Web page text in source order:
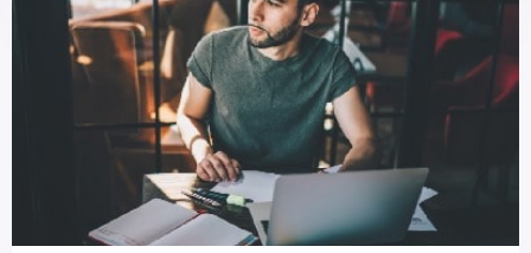
rasanteEntwicklung digitaler Technologien vor
dem Aussterben oder erleben tiefgreifende
Veränderungen. In […]